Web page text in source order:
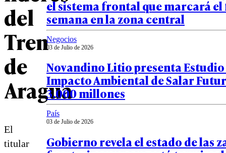
del
Tren
de
Aragua
El
titular
el sistema frontal que marcará el
semana en la zona central
Negocios
03 de Julio de 2026
Novandino Litio presenta
Impacto Ambiental de Salar
3.000 millones
País
03 de Julio de 2026
Gobierno revela el estado de las